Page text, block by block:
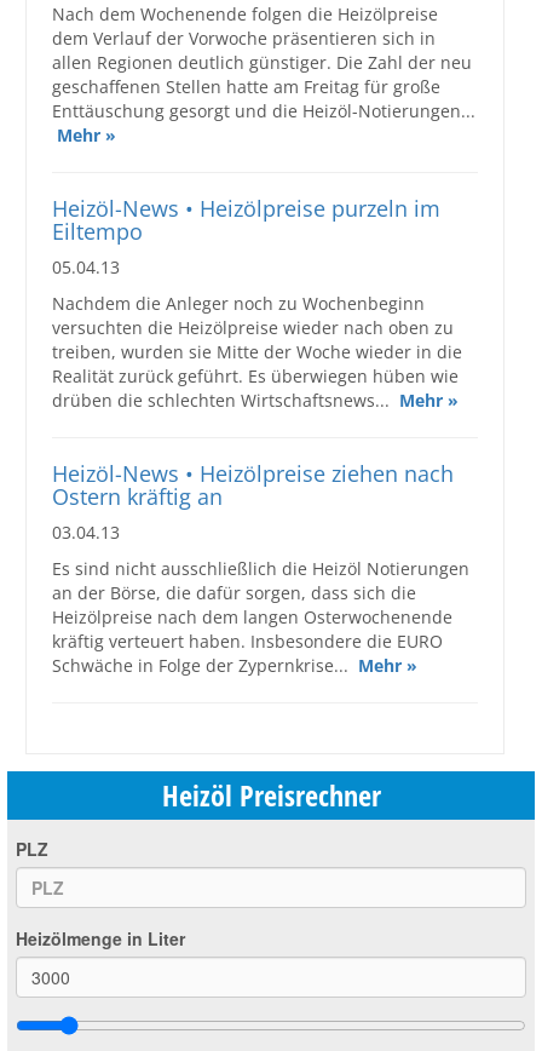
Nach dem Wochenende folgen die Heizölpreise
dem Verlauf der Vorwoche präsentieren sich in
allen Regionen deutlich günstiger. Die Zahl der neu
geschaffenen Stellen hatte am Freitag für große
Enttäuschung gesorgt und die Heizöl-Notierungen...
Mehr »
Heizöl-News • Heizölpreise purzeln im
Eiltempo
05.04.13
Nachdem die Anleger noch zu Wochenbeginn
versuchten die Heizölpreise wieder nach oben zu
treiben, wurden sie Mitte der Woche wieder in die
Realität zurück geführt. Es überwiegen hüben wie
drüben die schlechten Wirtschaftsnews... Mehr »
Heizöl-News • Heizölpreise ziehen nach
Ostern kräftig an
03.04.13
Es sind nicht ausschließlich die Heizöl Notierungen
an der Börse, die dafür sorgen, dass sich die
Heizölpreise nach dem langen Osterwochenende
kräftig verteuert haben. Insbesondere die EURO
Schwäche in Folge der Zypernkrise... Mehr »
Heizöl Preisrechner
PLZ
Heizölmenge in Liter